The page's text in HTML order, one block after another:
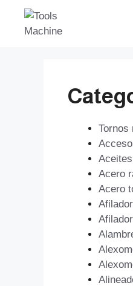
Saltar
contenido
Tornos
Aceites
Acero
Acero